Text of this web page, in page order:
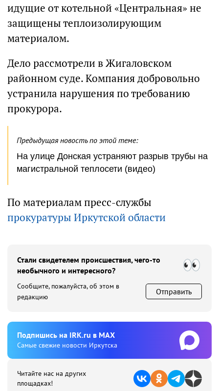
идущие от котельной «Центральная» не
защищены теплоизолирующим
материалом.
Дело рассмотрели в Жигаловском
районном суде. Компания добровольно
устранила нарушения по требованию
прокурора.
Предыдущая новость по этой теме:
На улице Донская устраняют разрыв трубы на
магистральной теплосети (видео)
По материалам пресс-службы
прокуратуры Иркутской области
Стали свидетелем происшествия, чего-то
необычного и интересного?
Сообщите, пожалуйста, об этом в
редакцию
Отправить
Подпишиcь на IRK.ru в MAX
Cамые свежие новости Иркутска
Читайте нас на других
площадках!